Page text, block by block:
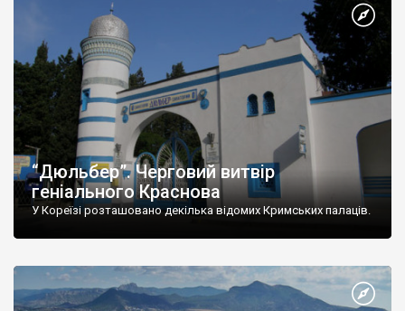
“Дюльбер”. Черговий витвір
геніального Краснова
У Кореїзі розташовано декілька відомих Кримських палаців.